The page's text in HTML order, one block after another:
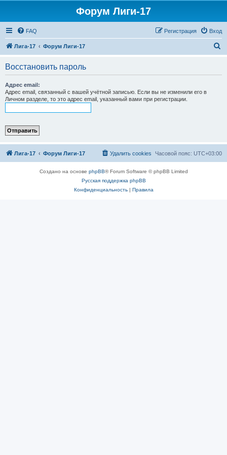
Форум Лиги-17
FAQ Вход
Регистрация
Лига-17 Форум Лиги-17
Восстановить пароль
Адрес email:
Адрес email, связанный с вашей учётной записью. Если вы не изменили его в
Личном разделе, то это адрес email, указанный вами при регистрации.
Лига-17 Форум Лиги-17 Часовой пояс: UTC+03:00
Удалить cookies
Создано на основе phpBB® Forum Software © phpBB Limited
Русская поддержка phpBB
Конфиденциальность| Правила